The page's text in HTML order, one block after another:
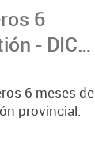
6
- DIC
6 meses de
provincial.